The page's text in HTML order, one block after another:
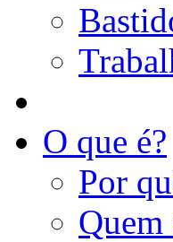
O que é?
Por
Quem